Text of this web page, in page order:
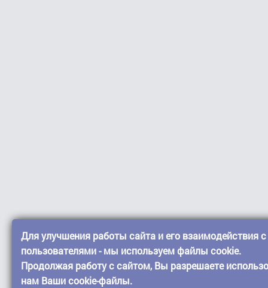
Для улучшения работы сайта и его взаимодействия с
пользователями - мы используем файлы cookie.
Продолжая работу с сайтом, Вы разрешаете
нам Ваши cookie-файлы.